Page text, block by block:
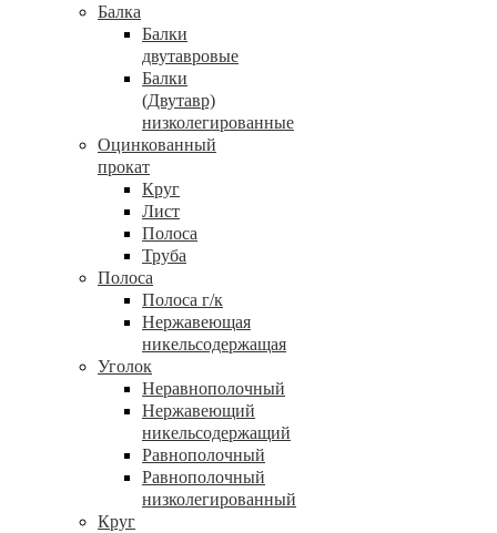
Балка
Балки
двутавровые
Балки
(Двутавр)
низколегированные
Оцинкованный
прокат
Круг
Лист
Полоса
Труба
Полоса
Полоса г/к
Нержавеющая
никельсодержащая
Уголок
Неравнополочный
Нержавеющий
никельсодержащий
Равнополочный
Равнополочный
низколегированный
Круг